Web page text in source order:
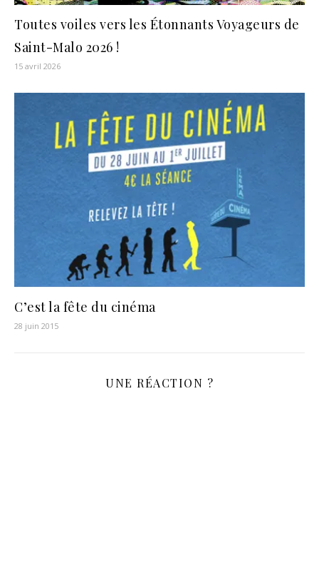
Toutes voiles vers les Étonnants Voyageurs de
Saint-Malo 2026 !
15 avril 2026
C’est la fête du cinéma
28 juin 2015
UNE RÉACTION ?